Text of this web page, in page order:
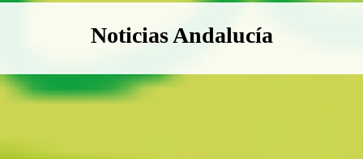
Boletín Noticias Andalucía
Noticias Andalucía